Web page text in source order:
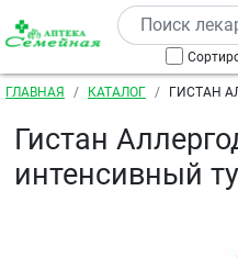
Перейти к основному
Строка навигации
ГЛАВНАЯ КАТАЛОГ ГИСТАН
Гистан
интенсивный